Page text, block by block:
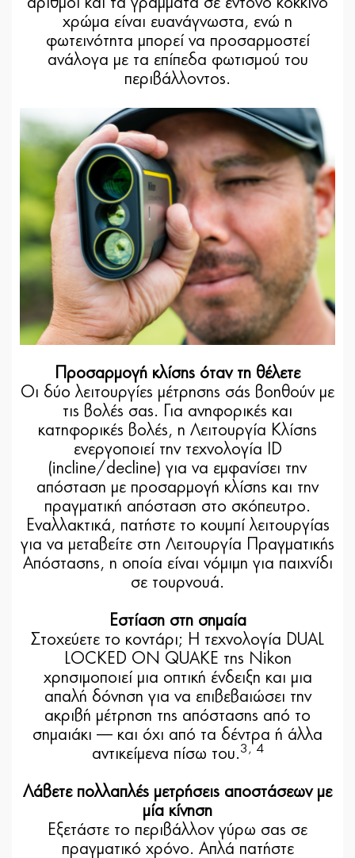
αριθμοί και τα γράμματα σε έντονο κόκκινο
χρώμα είναι ευανάγνωστα, ενώ η
φωτεινότητα μπορεί να προσαρμοστεί
ανάλογα με τα επίπεδα φωτισμού του
περιβάλλοντος.
Προσαρμογή κλίσης όταν τη θέλετε
Οι δύο λειτουργίες μέτρησης σάς βοηθούν με
τις βολές σας. Για ανηφορικές και
κατηφορικές βολές, η Λειτουργία Κλίσης
ενεργοποιεί την τεχνολογία ID
(incline/decline) για να εμφανίσει την
απόσταση με προσαρμογή κλίσης και την
πραγματική απόσταση στο σκόπευτρο.
Εναλλακτικά, πατήστε το κουμπί λειτουργίας
για να μεταβείτε στη Λειτουργία Πραγματικής
Απόστασης, η οποία είναι νόμιμη για παιχνίδι
σε τουρνουά.
Εστίαση στη σημαία
Στοχεύετε το κοντάρι; Η τεχνολογία DUAL
LOCKED ON QUAKE της Nikon
χρησιμοποιεί μια οπτική ένδειξη και μια
απαλή δόνηση για να επιβεβαιώσει την
ακριβή μέτρηση της απόστασης από το
σημαιάκι — και όχι από τα δέντρα ή άλλα
αντικείμενα πίσω του. 3, 4
Λάβετε πολλαπλές μετρήσεις αποστάσεων με
μία κίνηση
Εξετάστε το περιβάλλον γύρω σας σε
πραγματικό χρόνο. Απλά πατήστε